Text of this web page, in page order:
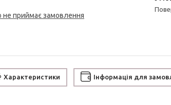
не приймає замовлення
Характеристики Інформація для